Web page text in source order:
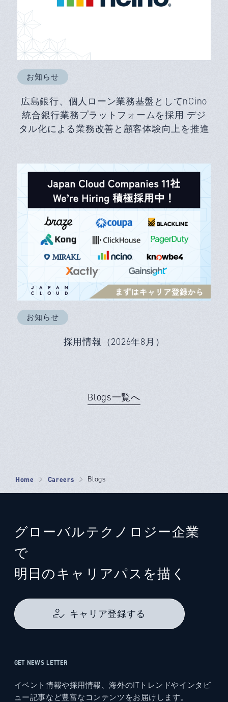
お知らせ
広島銀行、個人ローン業務基盤としてnCino
統合銀行業務プラットフォームを採用 デジ
タル化による業務改善と顧客体験向上を推進
お知らせ
採用情報（2026年8月）
Blogs一覧へ
Home Careers Blogs
グローバルテクノロジー企業
で
明日のキャリアパスを描く
キャリア登録する
GET NEWS LETTER
イベント情報や採用情報、海外のITトレンドやインタビ
ュー記事など豊富なコンテンツをお届けします。